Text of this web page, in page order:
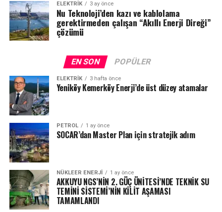
ELEKTRİK 3 ay önce
Nu Teknoloji’den kazı ve kablolama
gerektirmeden çalışan “Akıllı Enerji Direği”
çözümü
EN SON POPÜLER
ELEKTRİK 3 hafta önce
Yeniköy Kemerköy Enerji’de üst düzey atamalar
PETROL 1 ay önce
SOCAR’dan Master Plan için stratejik adım
NÜKLEER ENERJI 1 ay önce
AKKUYU NGS’NİN 2. GÜÇ ÜNİTESİ’NDE TEKNİK SU
TEMİNİ SİSTEMİ’NİN KİLİT AŞAMASI
TAMAMLANDI